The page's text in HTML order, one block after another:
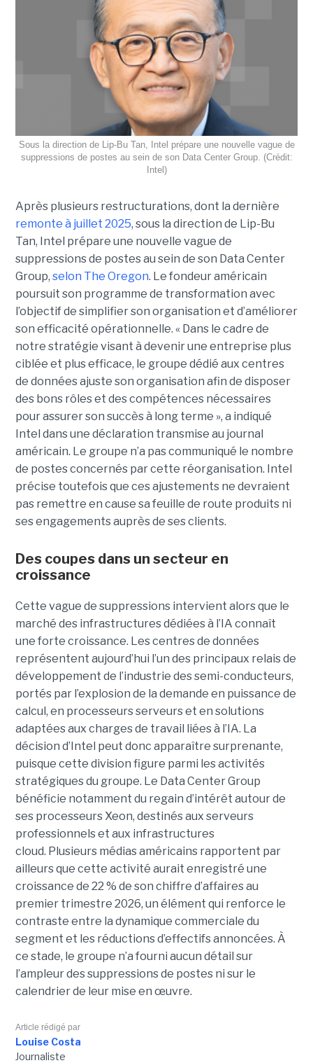
Sous la direction de Lip-Bu Tan, Intel prépare une nouvelle vague de
suppressions de postes au sein de son Data Center Group. (Crédit:
Intel)
Après plusieurs restructurations, dont la dernière
remonte à juillet 2025, sous la direction de Lip-Bu
Tan, Intel prépare une nouvelle vague de
suppressions de postes au sein de son Data Center
Group, selon The Oregon. Le fondeur américain
poursuit son programme de transformation avec
l’objectif de simplifier son organisation et d’améliorer
son efficacité opérationnelle. « Dans le cadre de
notre stratégie visant à devenir une entreprise plus
ciblée et plus efficace, le groupe dédié aux centres
de données ajuste son organisation afin de disposer
des bons rôles et des compétences nécessaires
pour assurer son succès à long terme », a indiqué
Intel dans une déclaration transmise au journal
américain. Le groupe n’a pas communiqué le nombre
de postes concernés par cette réorganisation. Intel
précise toutefois que ces ajustements ne devraient
pas remettre en cause sa feuille de route produits ni
ses engagements auprès de ses clients.
Des coupes dans un secteur en
croissance
Cette vague de suppressions intervient alors que le
marché des infrastructures dédiées à l’IA connaît
une forte croissance. Les centres de données
représentent aujourd’hui l’un des principaux relais de
développement de l’industrie des semi-conducteurs,
portés par l’explosion de la demande en puissance de
calcul, en processeurs serveurs et en solutions
adaptées aux charges de travail liées à l’IA. La
décision d’Intel peut donc apparaître surprenante,
puisque cette division figure parmi les activités
stratégiques du groupe. Le Data Center Group
bénéficie notamment du regain d’intérêt autour de
ses processeurs Xeon, destinés aux serveurs
professionnels et aux infrastructures
cloud. Plusieurs médias américains rapportent par
ailleurs que cette activité aurait enregistré une
croissance de 22 % de son chiffre d’affaires au
premier trimestre 2026, un élément qui renforce le
contraste entre la dynamique commerciale du
segment et les réductions d’effectifs annoncées. À
ce stade, le groupe n’a fourni aucun détail sur
l’ampleur des suppressions de postes ni sur le
calendrier de leur mise en œuvre.
Article rédigé par
Louise Costa
Journaliste